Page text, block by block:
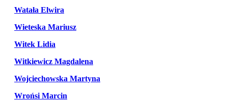
Watała Elwira
Wieteska Mariusz
Witek Lidia
Witkiewicz Magdalena
Wojciechowska Martyna
Wrońsi Marcin